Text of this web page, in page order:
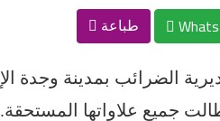
طباعة
جميع علاواتها المستحقة.